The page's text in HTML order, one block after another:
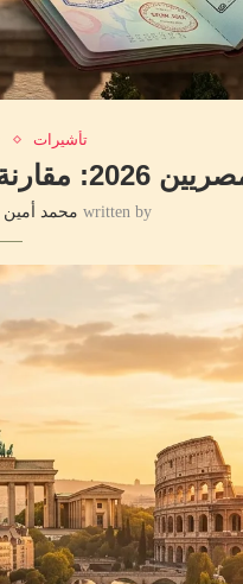
تأشيرات
دولة تقدم عليها
written by محمد أمين